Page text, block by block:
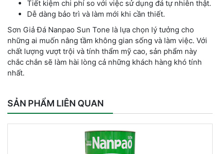
Tiết kiệm chi phí so với việc sử dụng đá tự nhiên thật.
Dễ dàng bảo trì và làm mới khi cần thiết.
Sơn Giả Đá Nanpao Sun Tone là lựa chọn lý tưởng cho
những ai muốn nâng tầm không gian sống và làm việc. Với
chất lượng vượt trội và tính thẩm mỹ cao, sản phẩm này
chắc chắn sẽ làm hài lòng cả những khách hàng khó tính
nhất.
SẢN PHẨM LIÊN QUAN